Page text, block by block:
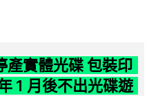
實體光碟 包裝印
1 月後不出光碟遊